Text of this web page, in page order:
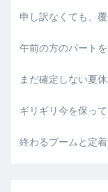
申し訳なくても、
午前の方のパート
まだ確定しない夏
ギリギリ今を保っ
終わるブームと定